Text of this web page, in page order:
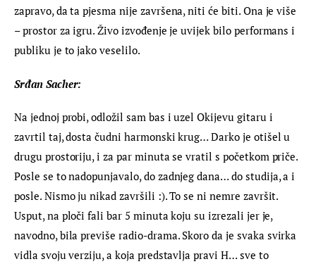
zapravo, da ta pjesma nije završena, niti će biti. Ona je više
– prostor za igru. Živo izvođenje je uvijek bilo performans i
publiku je to jako veselilo.
Srđan Sacher:
Na jednoj probi, odložil sam bas i uzel Okijevu gitaru i
zavrtil taj, dosta čudni harmonski krug… Darko je otišel u
drugu prostoriju, i za par minuta se vratil s početkom priče.
Posle se to nadopunjavalo, do zadnjeg dana… do studija, a i
posle. Nismo ju nikad završili :). To se ni nemre završit.
Usput, na ploči fali bar 5 minuta koju su izrezali jer je,
navodno, bila previše radio-drama. Skoro da je svaka svirka
vidla svoju verziju, a koja predstavlja pravi H… sve to